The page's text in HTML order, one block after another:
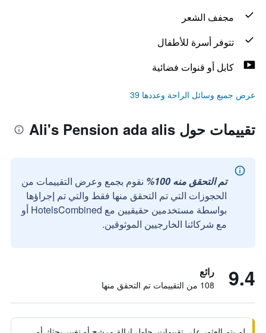
مجفف الشعر
تتوفر أسرة للأطفال
كابل أو قنوات فضائية
عرض جميع وسائل الراحة وعددها 39
تقييمات حول Ali's Pension ada alis
تم التحقق منه 100%
نقوم بجمع وعرض التقييمات من
الحجوزات التي تم التحقق منها فقط والتي تم إجراؤها
بواسطة مستخدمين حقيقيين مع HotelsCombined أو
مع شركائنا الخارجيين الموثوقين.
9.4 رائع
108 من التقييمات تم التحقق منها